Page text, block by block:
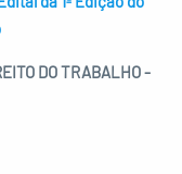
DO TRABALHO -